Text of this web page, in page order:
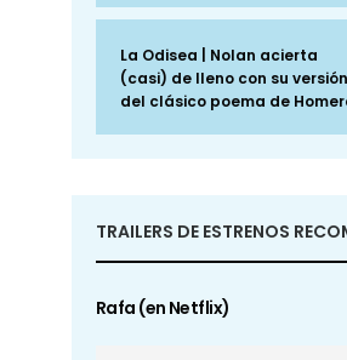
La Odisea | Nolan acierta
(casi) de lleno con su versión
del clásico poema de
TRAILERS DE ESTRENOS
Rafa (en Netflix)